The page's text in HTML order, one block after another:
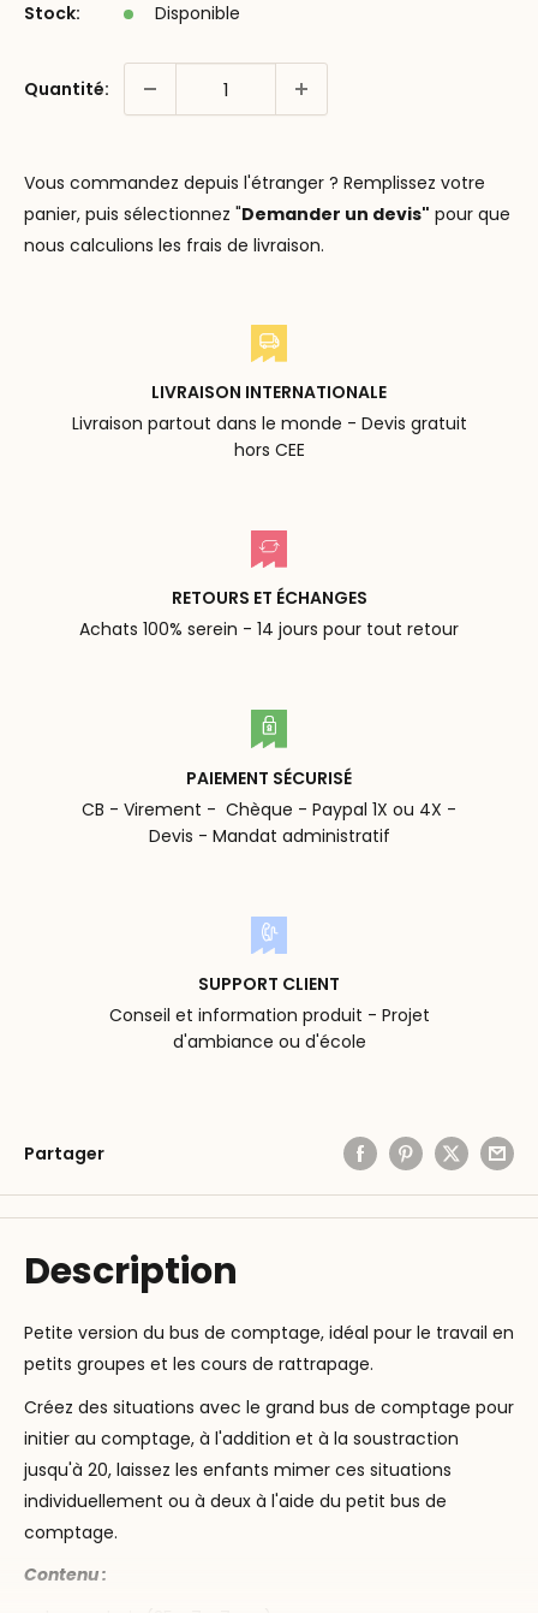
Stock: Disponible
Quantité:
Vous commandez depuis l'étranger ? Remplissez votre
panier, puis sélectionnez "Demander un devis" pour que
nous calculions les frais de livraison.
LIVRAISON INTERNATIONALE
Livraison partout dans le monde - Devis gratuit
hors CEE
RETOURS ET ÉCHANGES
Achats 100% serein - 14 jours pour tout retour
PAIEMENT SÉCURISÉ
CB - Virement - Chèque - Paypal 1X ou 4X -
Devis - Mandat administratif
SUPPORT CLIENT
Conseil et information produit - Projet
d'ambiance ou d'école
Partager
Description
Petite version du bus de comptage, idéal pour le travail en
petits groupes et les cours de rattrapage.
Créez des situations avec le grand bus de comptage pour
initier au comptage, à l'addition et à la soustraction
jusqu'à 20, laissez les enfants mimer ces situations
individuellement ou à deux à l'aide du petit bus de
comptage.
Contenu :